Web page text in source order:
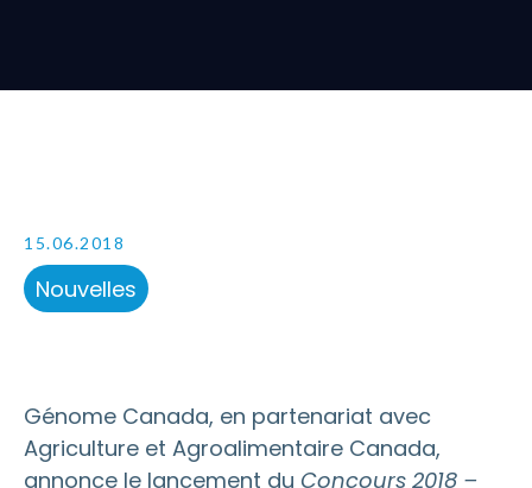
15.06.2018
Nouvelles
Génome Canada, en partenariat avec
Agriculture et Agroalimentaire Canada,
annonce le lancement du Concours 2018 –